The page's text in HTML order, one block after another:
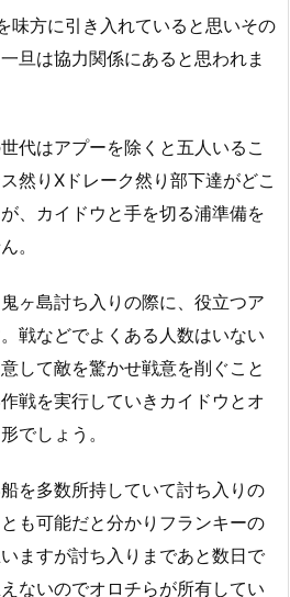
味方に引き入れていると思いその
旦は協力関係にあると思われま
代はアプーを除くと五人いるこ
然りXドレーク然り部下達がどこ
、カイドウと手を切る浦準備を
。
ヶ島討ち入りの際に、役立つア
戦などでよくある人数はいない
して敵を驚かせ戦意を削ぐこと
戦を実行していきカイドウとオ
でしょう。
を多数所持していて討ち入りの
も可能だと分かりフランキーの
ますが討ち入りまであと数日で
ないのでオロチらが所有してい